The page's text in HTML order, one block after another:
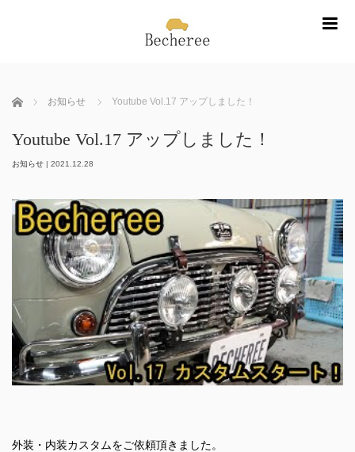
ホーム お知らせ Youtube Vol.17 アップしました！
Youtube Vol.17 アップしました！
お知らせ | 2021.12.28
外装・内装カスタムをご依頼頂きました。